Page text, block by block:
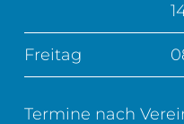
Freitag
Termine nach